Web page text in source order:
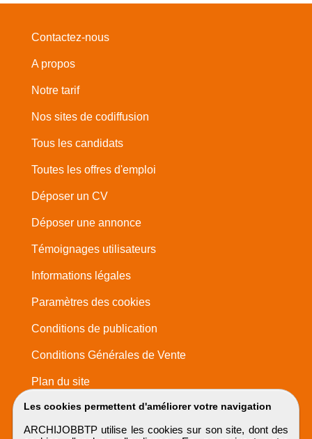
Les cookies permettent d'améliorer votre navigation
ARCHIJOBBTP utilise les cookies sur son site, dont des
Contactez-nous
A propos
Notre tarif
Nos sites de codiffusion
Tous les candidats
Toutes les offres d'emploi
Déposer un CV
Déposer une annonce
Témoignages utilisateurs
Informations légales
Paramètres des cookies
Conditions de publication
Conditions Générales de Vente
Plan du site